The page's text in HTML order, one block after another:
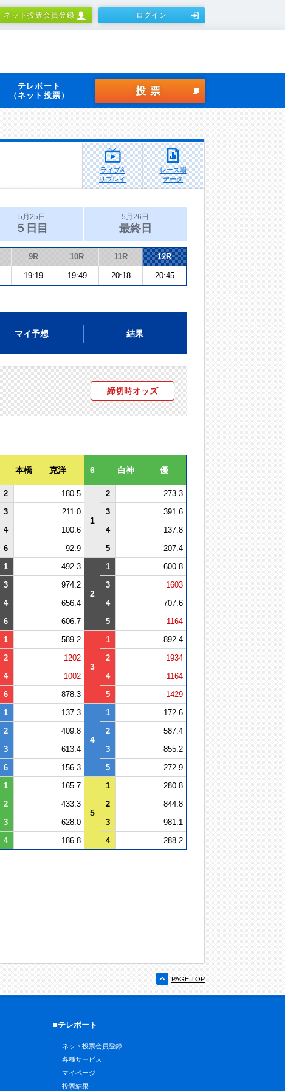
ネット投票会員登録 ログイン
テレボート
（ネット投票）
投票
ライブ&
リプレイ
レース場
データ
5月25日
５日目
5月26日
最終日
9R 10R 11R 12R
19:19 19:49 20:18 20:45
マイ予想 結果
締切時オッズ
本橋 克洋 6 白神 優
2 180.5
1
2
273.3
3 211.0 3
391.6
4 100.6 4
137.8
6 92.9 5 207.4
1 492.3
2
1
600.8
3 974.2 3
1603
4 656.4 4
707.6
6 606.7 5 1164
1 589.2
3
1
892.4
2 1202 2
1934
4 1002 4
1164
6 878.3 5 1429
1 137.3
4
1
172.6
2 409.8 2
587.4
3 613.4 3
855.2
6 156.3 5 272.9
1 165.7
5
1
280.8
2 433.3 2
844.8
3 628.0 3
981.1
4 186.8 4 288.2
PAGE TOP
■テレボート
ネット投票会員登録
各種サービス
マイページ
投票結果